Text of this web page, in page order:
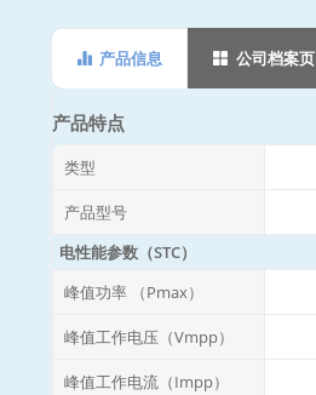
产品信息 公司档案页
产品特点
类型
产品型号
电性能参数（STC）
峰值功率 （Pmax）
峰值工作电压（Vmpp）
峰值工作电流（Impp）